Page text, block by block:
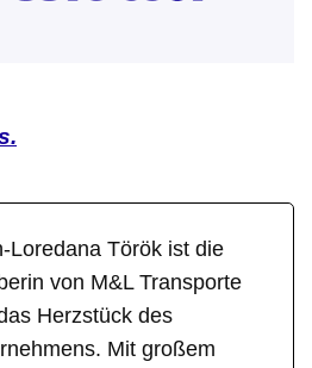
Loredana Török ist die
von M&L Transporte
Herzstück des
Mit großem